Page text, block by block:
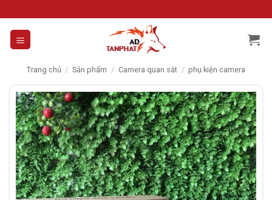
to
content
Trang chủ / Sản phẩm / Camera quan sát / phụ kiện camera